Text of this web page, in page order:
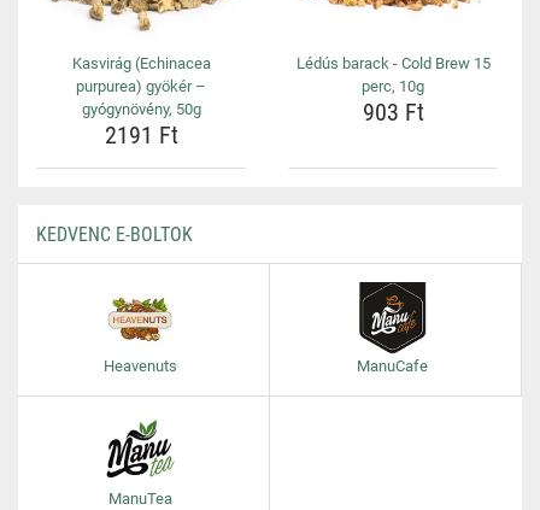
Kasvirág (Echinacea
purpurea) gyökér –
gyógynövény, 50g
2191 Ft
Lédús barack - Cold Brew 15
perc, 10g
903 Ft
KEDVENC E-BOLTOK
Heavenuts ManuCafe
ManuTea